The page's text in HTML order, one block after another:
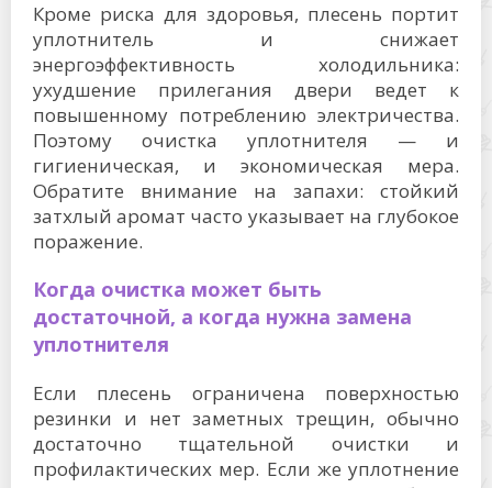
Кроме риска для здоровья, плесень портит
уплотнитель и снижает
энергоэффективность холодильника:
ухудшение прилегания двери ведет к
повышенному потреблению электричества.
Поэтому очистка уплотнителя — и
гигиеническая, и экономическая мера.
Обратите внимание на запахи: стойкий
затхлый аромат часто указывает на глубокое
поражение.
Когда очистка может быть
достаточной, а когда нужна замена
уплотнителя
Если плесень ограничена поверхностью
резинки и нет заметных трещин, обычно
достаточно тщательной очистки и
профилактических мер. Если же уплотнение